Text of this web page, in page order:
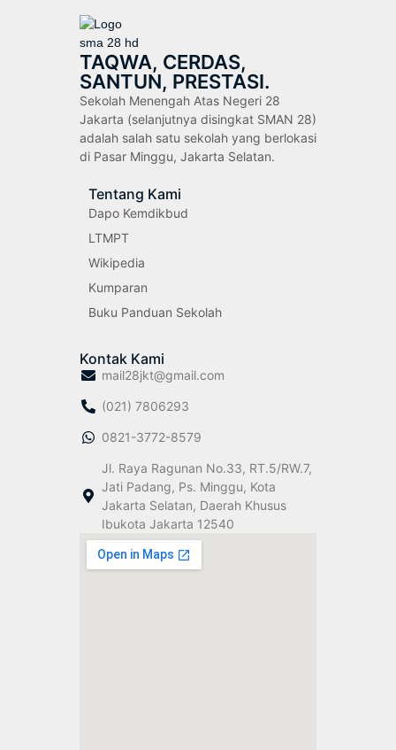
TAQWA, CERDAS,
SANTUN, PRESTASI.
Sekolah Menengah Atas Negeri 28
Jakarta (selanjutnya disingkat SMAN 28)
adalah salah satu sekolah yang berlokasi
di Pasar Minggu, Jakarta Selatan.
Tentang Kami
Dapo Kemdikbud
LTMPT
Wikipedia
Kumparan
Buku Panduan Sekolah
Kontak Kami
mail28jkt@gmail.com
(021) 7806293
0821-3772-8579
Jl. Raya Ragunan No.33, RT.5/RW.7,
Jati Padang, Ps. Minggu, Kota
Jakarta Selatan, Daerah Khusus
Ibukota Jakarta 12540